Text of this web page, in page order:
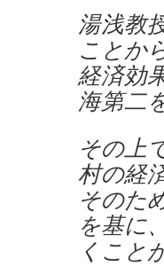
湯浅教
ことか
経済効
海第二
その上
村の経
そのた
を基に
くこと